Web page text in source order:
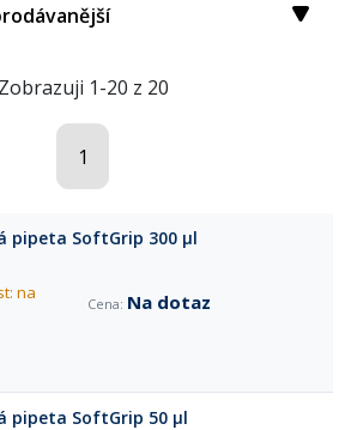
Zobrazuji 1-20 z 20
1
pipeta SoftGrip 300 µl
na
Na dotaz
pipeta SoftGrip 50 µl